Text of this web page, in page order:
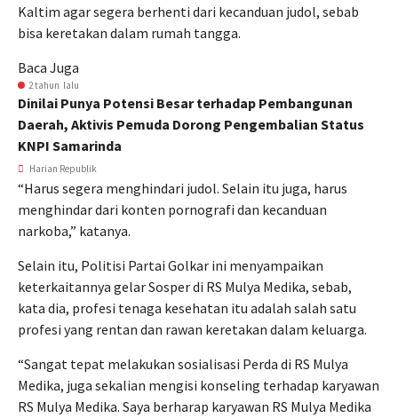
Kaltim agar segera berhenti dari kecanduan judol, sebab
bisa keretakan dalam rumah tangga.
Baca Juga
2 tahun lalu
Dinilai Punya Potensi Besar terhadap Pembangunan
Daerah, Aktivis Pemuda Dorong Pengembalian Status
KNPI Samarinda
Harian Republik
“Harus segera menghindari judol. Selain itu juga, harus
menghindar dari konten pornografi dan kecanduan
narkoba,” katanya.
Selain itu, Politisi Partai Golkar ini menyampaikan
keterkaitannya gelar Sosper di RS Mulya Medika, sebab,
kata dia, profesi tenaga kesehatan itu adalah salah satu
profesi yang rentan dan rawan keretakan dalam keluarga.
“Sangat tepat melakukan sosialisasi Perda di RS Mulya
Medika, juga sekalian mengisi konseling terhadap karyawan
RS Mulya Medika. Saya berharap karyawan RS Mulya Medika